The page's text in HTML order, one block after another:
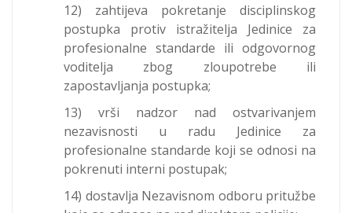
12) zahtijeva pokretanje disciplinskog
postupka protiv istražitelja Jedinice za
profesionalne standarde ili odgovornog
voditelja zbog zloupotrebe ili
zapostavljanja postupka;
13) vrši nadzor nad ostvarivanjem
nezavisnosti u radu Jedinice za
profesionalne standarde koji se odnosi na
pokrenuti interni postupak;
14) dostavlja Nezavisnom odboru pritužbe